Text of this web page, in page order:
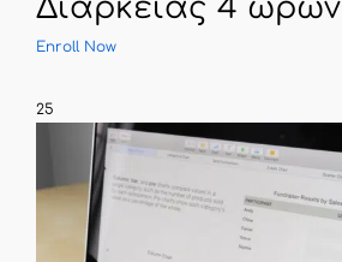
Διάρκειας 4 ωρών
Enroll Now
25